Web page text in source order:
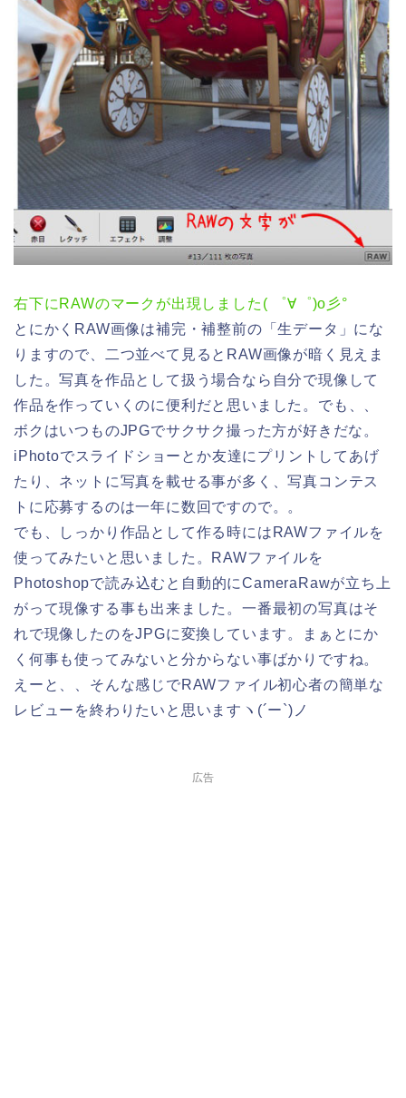
右下にRAWのマークが出現しました( ゜∀゜)o彡°
とにかくRAW画像は補完・補整前の「生データ」にな
りますので、二つ並べて見るとRAW画像が暗く見えま
した。写真を作品として扱う場合なら自分で現像して
作品を作っていくのに便利だと思いました。でも、、
ボクはいつものJPGでサクサク撮った方が好きだな。
iPhotoでスライドショーとか友達にプリントしてあげ
たり、ネットに写真を載せる事が多く、写真コンテス
トに応募するのは一年に数回ですので。。
でも、しっかり作品として作る時にはRAWファイルを
使ってみたいと思いました。RAWファイルを
Photoshopで読み込むと自動的にCameraRawが立ち上
がって現像する事も出来ました。一番最初の写真はそ
れで現像したのをJPGに変換しています。まぁとにか
く何事も使ってみないと分からない事ばかりですね。
えーと、、そんな感じでRAWファイル初心者の簡単な
レビューを終わりたいと思いますヽ(´ー`)ノ
広告